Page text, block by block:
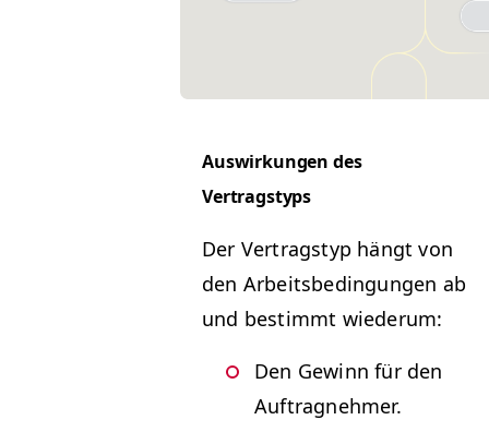
Auswirkun­gen des
Vertragstyps
Der Ver­tragstyp hängt von
den Arbeits­be­din­gun­gen ab
und bes­timmt wiederum:
Den Gewinn für den
Auftragnehmer.